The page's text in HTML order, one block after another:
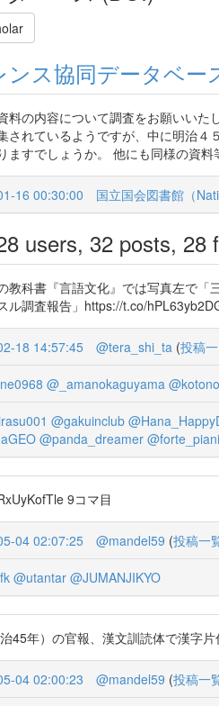
ンス協同データベー
料の内容について調査をお願い
されているようですが、中に明治
ますでしょうか。 他にも同様の資料
16 00:30:00 国立国会図書館（
users, 32 posts, 28
教科書『言語文化』では写真左で
ル調査報告」https://t.co/
18 14:57:45 @tera_shi_ta (投稿
@_amanokaguyama
@gakuinclub
@panda_dreamer
9コマ目
04 02:07:25 @mandel59 (投稿一
@utantar @JUMANJIKYO
45年）の官報、漢文訓読体で漢字
04 02:00:23 @mandel59 (投稿一